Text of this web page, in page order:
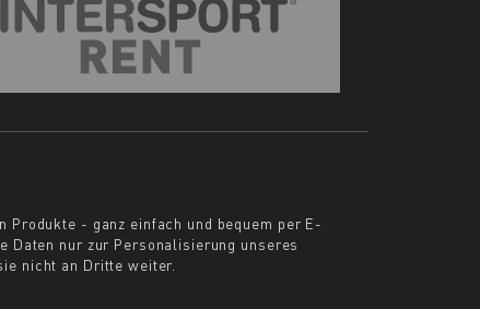
Produkte - ganz einfach und bequem per E-
Daten nur zur Personalisierung unseres
nicht an Dritte weiter.